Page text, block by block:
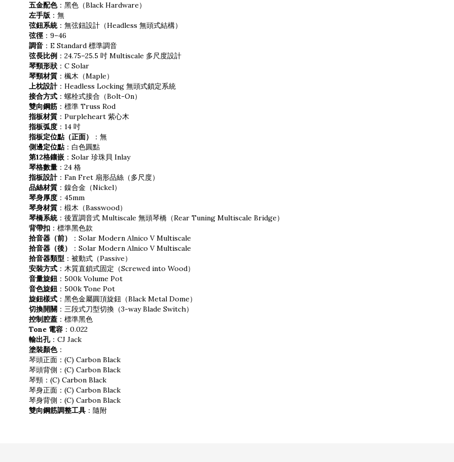
五金配色：黑色（Black Hardware）
左手版 ：無
弦鈕系統：無弦鈕設計（Headless 無頭式結構）
弦徑 ：9–46
調音 ：E Standard 標準調音
弦長比例 ：24.75–25.5 吋 Multiscale 多尺度設計
琴頸形狀 ：C Solar
琴頸材質 ：楓木（Maple）
上枕設計：Headless Locking 無頭式鎖定系統
接合方式 ：螺栓式接合（Bolt-On）
雙向鋼筋 ：標準 Truss Rod
指板材質 ：Purpleheart 紫心木
指板弧度 ：14 吋
指板定位點（正面）
：無
側邊定位點：白色圓點
第12格鑲嵌 ：Solar 珍珠貝 Inlay
琴格數量 ：24 格
指板設計：Fan Fret 扇形品絲（多尺度）
品絲材質 ：鎳合金（Nickel）
琴身厚度 ：45mm
琴身材質 ：椴木（Basswood）
琴橋系統：後置調音式 Multiscale 無頭琴橋（Rear Tuning Multiscale Bridge）
背帶扣 ：標準黑色款
拾音器（前）
：Solar Modern Alnico V Multiscale
拾音器（後）
：Solar Modern Alnico V Multiscale
拾音器類型 ：被動式（Passive）
安裝方式 ：木質直鎖式固定（Screwed into Wood）
音量旋鈕 ：500k Volume Pot
音色旋鈕 ：500k Tone Pot
旋鈕樣式 ：黑色金屬圓頂旋鈕（Black Metal Dome）
切換開關 ：三段式刀型切換（3-way Blade Switch）
控制腔蓋 ：標準黑色
Tone 電容 ：0.022
輸出孔：CJ Jack
塗裝顏色：
琴頭正面：(C) Carbon Black
琴頭背側：(C) Carbon Black
琴頸：(C) Carbon Black
琴身正面：(C) Carbon Black
琴身背側：(C) Carbon Black
雙向鋼筋調整工具 ：隨附